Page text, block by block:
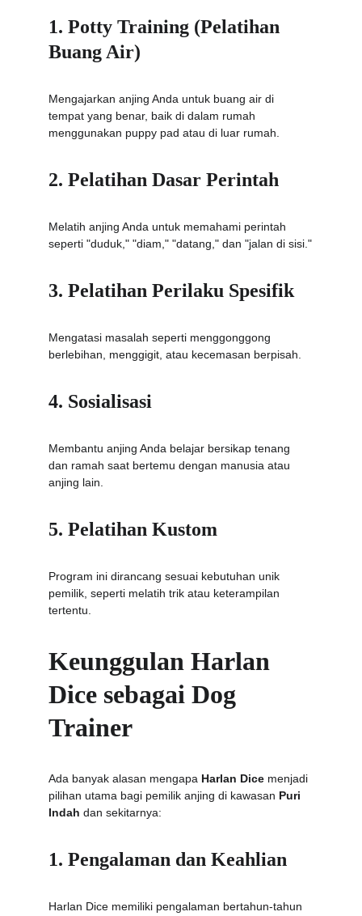
1. Potty Training (Pelatihan
Buang Air)
Mengajarkan anjing Anda untuk buang air di
tempat yang benar, baik di dalam rumah
menggunakan puppy pad atau di luar rumah.
2. Pelatihan Dasar Perintah
Melatih anjing Anda untuk memahami perintah
seperti "duduk," "diam," "datang," dan "jalan di sisi."
3. Pelatihan Perilaku Spesifik
Mengatasi masalah seperti menggonggong
berlebihan, menggigit, atau kecemasan berpisah.
4. Sosialisasi
Membantu anjing Anda belajar bersikap tenang
dan ramah saat bertemu dengan manusia atau
anjing lain.
5. Pelatihan Kustom
Program ini dirancang sesuai kebutuhan unik
pemilik, seperti melatih trik atau keterampilan
tertentu.
Keunggulan Harlan
Dice sebagai Dog
Trainer
Ada banyak alasan mengapa Harlan Dice menjadi
pilihan utama bagi pemilik anjing di kawasan Puri
Indah dan sekitarnya:
1. Pengalaman dan Keahlian
Harlan Dice memiliki pengalaman bertahun-tahun